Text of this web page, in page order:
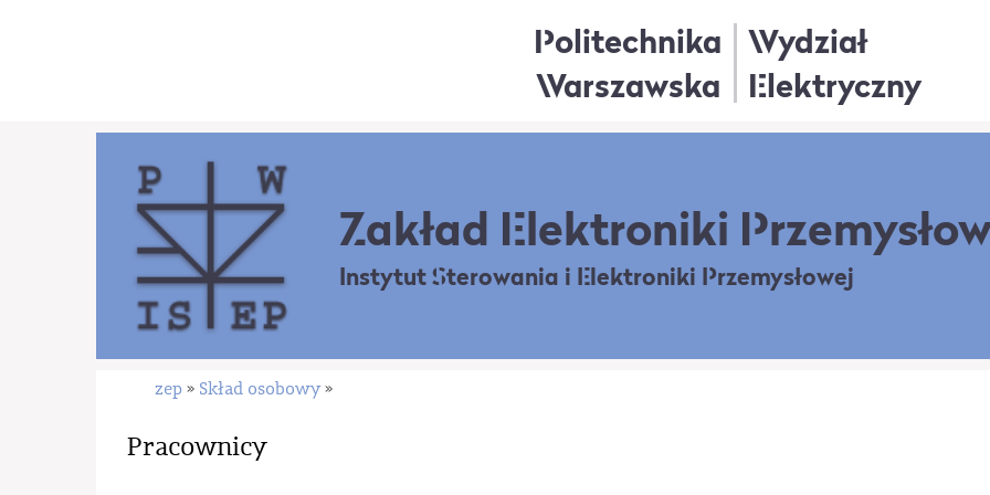
Politechnika
Warszawska
Wydział
Elektryczny
Zakład Elektroniki
Instytut Sterowania i Elektroniki Przemysłowej
zep » Skład osobowy »
Pracownicy